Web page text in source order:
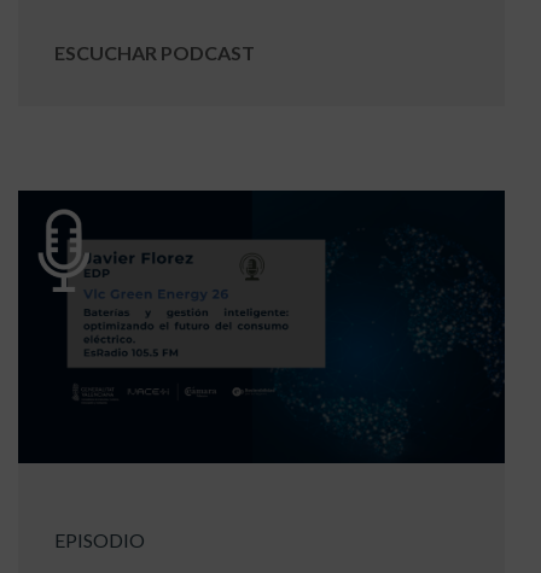
ESCUCHAR PODCAST
EPISODIO